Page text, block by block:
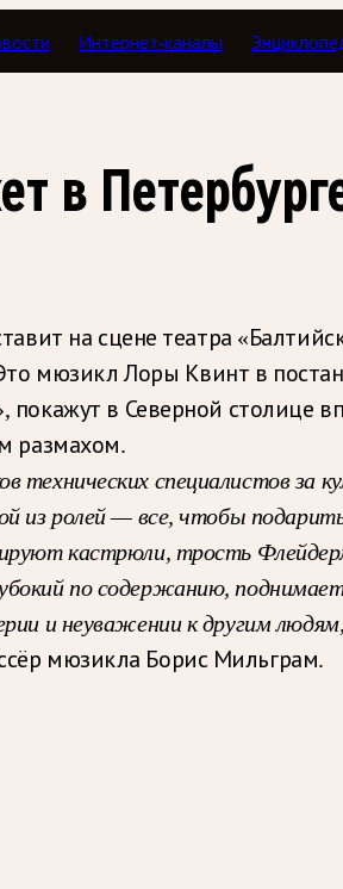
Интернет-каналы
в
на сцене театра
мюзикл Лоры Квинт в
в Северной столице
размахом.
специалистов за
из ролей — все, чтобы
кастрюли, трость
по содержанию,
и неуважении к другим
мюзикла Борис Мильграм.